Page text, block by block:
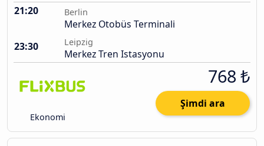
21:20 Berlin
Merkez Otobüs Terminali
23:30
Leipzig
Merkez Tren Istasyonu
Ekonomi
768 ₺
Şimdi ara